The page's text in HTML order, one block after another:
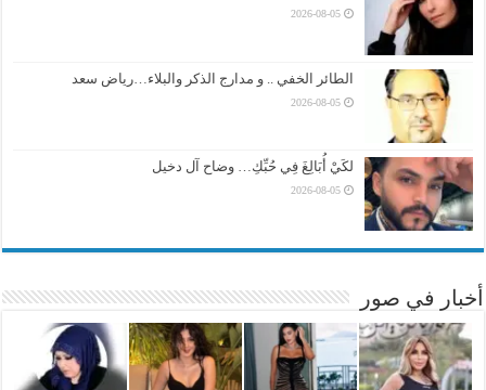
2026-08-05
الطائر الخفي .. و مدارج الذكر والبلاء…رياض سعد
2026-08-05
لكَيْ أُبَالِغَ فِي حُبِّكِ… وضاح آل دخيل
2026-08-05
أخبار في صور